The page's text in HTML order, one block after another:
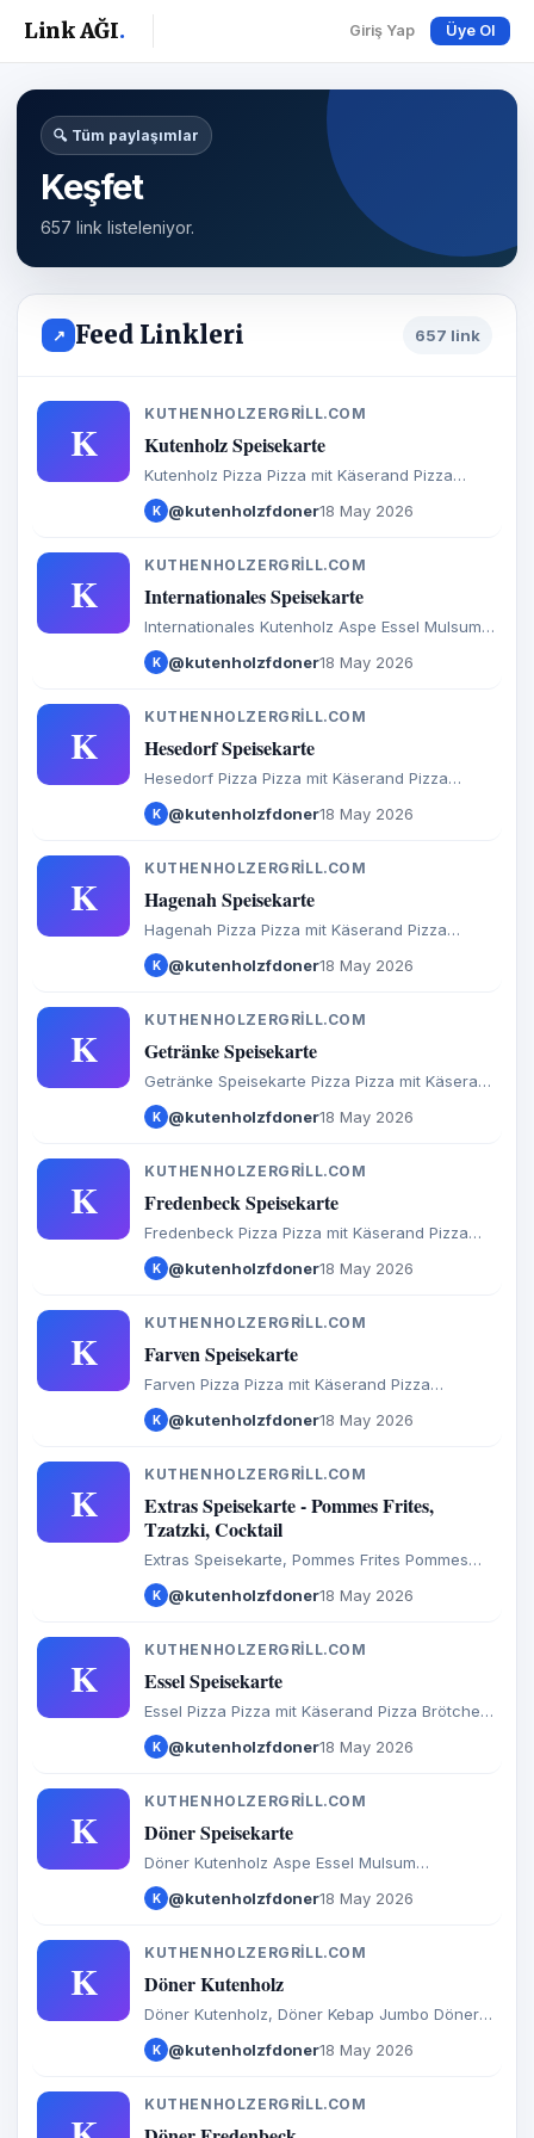
Link AĞI. Giriş Yap Üye Ol
🔍 Tüm paylaşımlar
Keşfet
657 link listeleniyor.
↗ Feed Linkleri 657 link
K
KUTHENHOLZERGRILL.COM
Kutenholz Speisekarte
Kutenholz Pizza Pizza mit Käserand Pizza
Brötchen Calzone Baguette Döner Salate
Türkische Spezialitäten Aufläufe
K @kutenholzfdoner18 May 2026
K
KUTHENHOLZERGRILL.COM
Internationales Speisekarte
Internationales Kutenholz Aspe Essel Mulsum
Sadersdorf Baaste Bredenbeck Brest Byhusen
Farven Fredenbeck Malstedt Wedel Bargstedt
K @kutenholzfdoner18 May 2026
K
KUTHENHOLZERGRILL.COM
Hesedorf Speisekarte
Hesedorf Pizza Pizza mit Käserand Pizza
Brötchen Calzone Baguette Döner Salate
Türkische Spezialitäten Aufläufe
K @kutenholzfdoner18 May 2026
K
KUTHENHOLZERGRILL.COM
Hagenah Speisekarte
Hagenah Pizza Pizza mit Käserand Pizza
Brötchen Calzone Baguette Döner Salate
Türkische Spezialitäten Aufläufe
K @kutenholzfdoner18 May 2026
K
KUTHENHOLZERGRILL.COM
Getränke Speisekarte
Getränke Speisekarte Pizza Pizza mit Käserand
Pizza Brötchen Calzone Baguette Döner
Burger Türkische Spezialitäten Internationales
K @kutenholzfdoner18 May 2026
K
KUTHENHOLZERGRILL.COM
Fredenbeck Speisekarte
Fredenbeck Pizza Pizza mit Käserand Pizza
Brötchen Calzone Baguette Döner Salate
Türkische Spezialitäten Aufläufe
K @kutenholzfdoner18 May 2026
K
KUTHENHOLZERGRILL.COM
Farven Speisekarte
Farven Pizza Pizza mit Käserand Pizza
Brötchen Calzone Baguette Döner Salate
Türkische Spezialitäten Aufläufe
K @kutenholzfdoner18 May 2026
K
KUTHENHOLZERGRILL.COM
Extras Speisekarte - Pommes Frites,
Tzatzki, Cocktail
Extras Speisekarte, Pommes Frites Pommes
Frites mit Ketchup oder Mayo Tzatzki Cocktail-
Sauce Knoblauch-Sauce Scharfe Sauce
K @kutenholzfdoner18 May 2026
K
KUTHENHOLZERGRILL.COM
Essel Speisekarte
Essel Pizza Pizza mit Käserand Pizza Brötchen
Calzone Baguette Döner Salate Türkische
Spezialitäten Aufläufe Internationales Burger
K @kutenholzfdoner18 May 2026
K
KUTHENHOLZERGRILL.COM
Döner Speisekarte
Döner Kutenholz Aspe Essel Mulsum
Sadersdorf Baaste Bredenbeck Brest Byhusen
Farven Fredenbeck Malstedt Wedel Bargstedt
K @kutenholzfdoner18 May 2026
K
KUTHENHOLZERGRILL.COM
Döner Kutenholz
Döner Kutenholz, Döner Kebap Jumbo Döner
Döner Kebap (Käse) Döner Box Dürüm in
hausgemachtem Brot Hähnchen Döner
Dönerteller
K @kutenholzfdoner18 May 2026
KUTHENHOLZERGRILL.COM